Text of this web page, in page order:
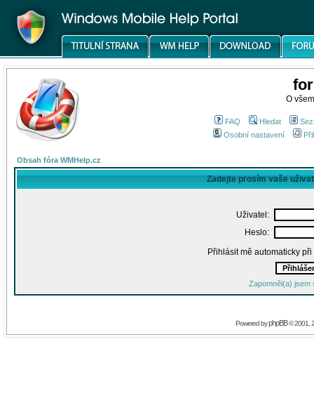
O
FAQ Hledat
Osobní nastavení
Obsah fóra WMHelp.cz
Zadejte prosím vaše
Uživatel:
Heslo:
Přihlásit mě automaticky
Zapomněl(a) jsem
Powered byphpBB© 2001,